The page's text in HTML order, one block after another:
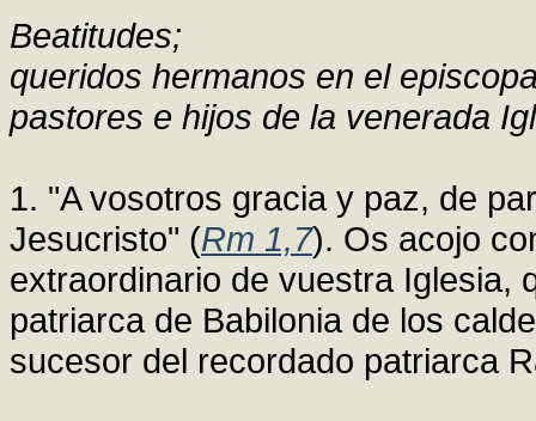
Beatitudes;
queridos hermanos en el
pastores e hijos de la venerada
1. "A vosotros gracia y paz, de
Jesucristo" (Rm 1,7). Os acojo
extraordinario de vuestra Iglesia,
patriarca de Babilonia de los
sucesor del recordado patriarca